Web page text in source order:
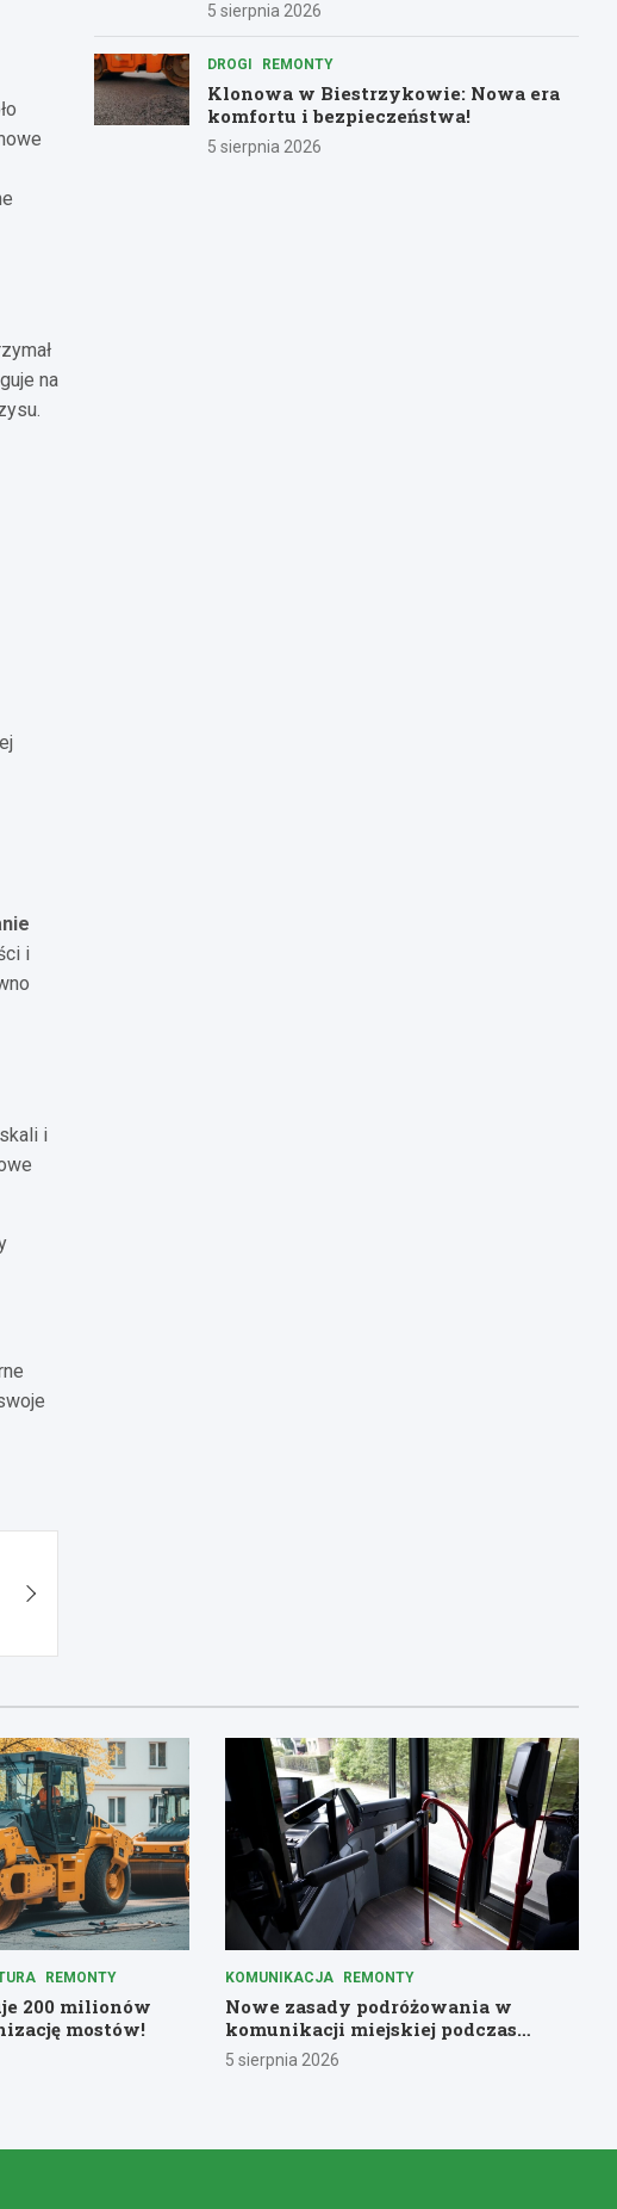
na
i
i
5 sierpnia 2026
DROGI REMONTY
Klonowa w Biestrzykowie: Nowa era
komfortu i bezpieczeństwa!
5 sierpnia 2026
REMONTY
200 milionów
mostów!
KOMUNIKACJA REMONTY
Nowe zasady podróżowania w
komunikacji miejskiej podczas
remontów
5 sierpnia 2026